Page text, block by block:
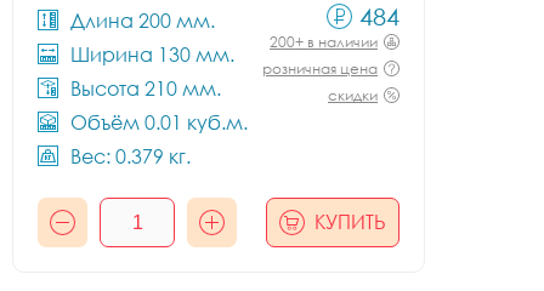
Длина 200 мм.
Ширина 130 мм.
Высота 210 мм.
Объём 0.01 куб.м.
Вес: 0.379 кг.
484
200+ в наличии
розничная цена
скидки
КУПИТЬ